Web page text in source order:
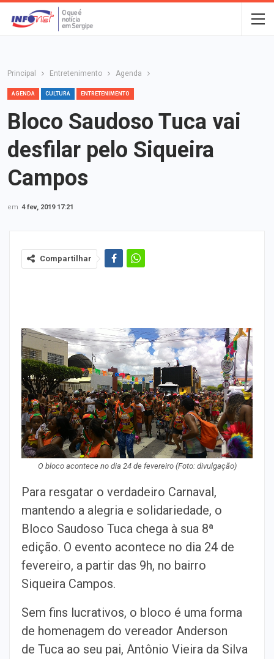
Principal Entretenimento Agenda
AGENDA CULTURA ENTRETENIMENTO
Bloco Saudoso Tuca vai
desfilar pelo Siqueira
Campos
em 4 fev, 2019 17:21
Compartilhar
O bloco acontece no dia 24 de fevereiro (Foto: divulgação)
Para resgatar o verdadeiro Carnaval,
mantendo a alegria e solidariedade, o
Bloco Saudoso Tuca chega à sua 8ª
edição. O evento acontece no dia 24 de
fevereiro, a partir das 9h, no bairro
Siqueira Campos.
Sem fins lucrativos, o bloco é uma forma
de homenagem do vereador Anderson
de Tuca ao seu pai, Antônio Vieira da Silva